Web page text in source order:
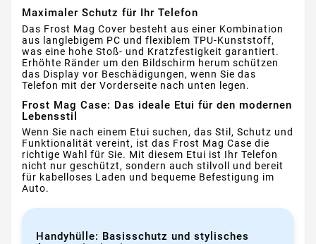
Maximaler Schutz für Ihr Telefon
Das Frost Mag Cover besteht aus einer Kombination
aus langlebigem PC und flexiblem TPU-Kunststoff,
was eine hohe Stoß- und Kratzfestigkeit garantiert.
Erhöhte Ränder um den Bildschirm herum schützen
das Display vor Beschädigungen, wenn Sie das
Telefon mit der Vorderseite nach unten legen.
Frost Mag Case: Das ideale Etui für den modernen
Lebensstil
Wenn Sie nach einem Etui suchen, das Stil, Schutz und
Funktionalität vereint, ist das Frost Mag Case die
richtige Wahl für Sie. Mit diesem Etui ist Ihr Telefon
nicht nur geschützt, sondern auch stilvoll und bereit
für kabelloses Laden und bequeme Befestigung im
Auto.
Handyhülle: Basisschutz und stylisches